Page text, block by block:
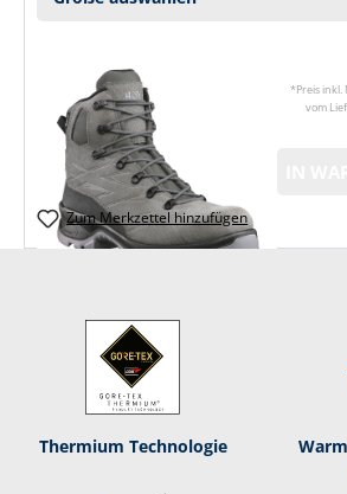
*Preis inkl.
vom
Zum Merkzettel hinzufügen
Ther­mi­um Tech­no­lo­gie